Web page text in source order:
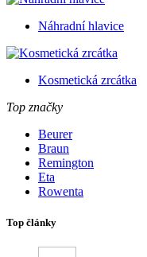
Náhradní hlavice
Kosmetická zrcátka
Top značky
Beurer
Braun
Remington
Eta
Rowenta
Top články